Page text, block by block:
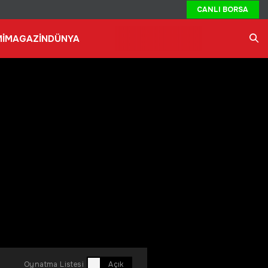
CANLI BORSA
MAGAZİNDÜNYA
Oynatma Listesi